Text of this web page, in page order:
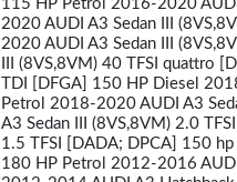
115 HP Petrol 2016-2020
2020 AUDI A3 Sedan III
2020 AUDI A3 Sedan III
III (8VS,8VM) 40 TFSI quattro
TDI [DFGA] 150 HP Diesel
Petrol 2018-2020 AUDI A3
A3 Sedan III (8VS,8VM) 2.0
1.5 TFSI [DADA; DPCA] 150
180 HP Petrol 2012-2016